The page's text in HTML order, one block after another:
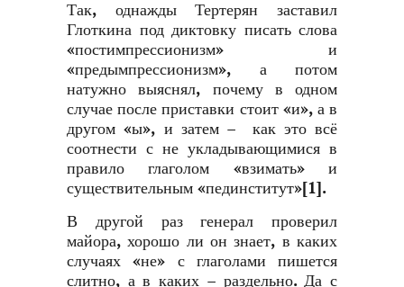
Так, однажды Тертерян заставил
Глоткина под диктовку писать слова
«постимпрессионизм» и
«предымпрессионизм», а потом
натужно выяснял, почему в одном
случае после приставки стоит «и», а в
другом «ы», и затем – как это всё
соотнести с не укладывающимися в
правило глаголом «взимать» и
существительным «пединститут»[1].
В другой раз генерал проверил
майора, хорошо ли он знает, в каких
случаях «не» с глаголами пишется
слитно, а в каких – раздельно. Да с